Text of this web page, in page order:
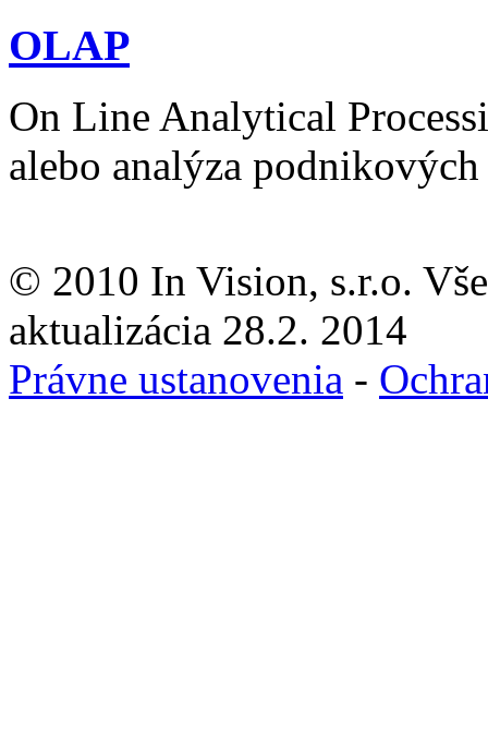
OLAP
On Line Analytical
alebo analýza
© 2010 In Vision, s.r.o.
aktualizácia 28.2. 2014
Právne ustanovenia -